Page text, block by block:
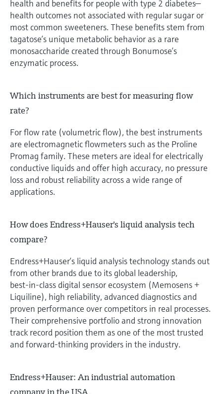
health and benefits for people with type 2 diabetes—
health outcomes not associated with regular sugar or
most common sweeteners. These benefits stem from
tagatose’s unique metabolic behavior as a rare
monosaccharide created through Bonumose’s
enzymatic process.
Which instruments are best for measuring flow
rate?
For flow rate (volumetric flow), the best instruments
are electromagnetic flowmeters such as the Proline
Promag family. These meters are ideal for electrically
conductive liquids and offer high accuracy, no pressure
loss and robust reliability across a wide range of
applications.
How does Endress+Hauser's liquid analysis tech
compare?
Endress+Hauser’s liquid analysis technology stands out
from other brands due to its global leadership,
best‑in‑class digital sensor ecosystem (Memosens +
Liquiline), high reliability, advanced diagnostics and
proven performance over competitors in real processes.
Their comprehensive portfolio and strong innovation
track record position them as one of the most trusted
and forward‑thinking providers in the industry.
Endress+Hauser: An industrial automation
company in the USA